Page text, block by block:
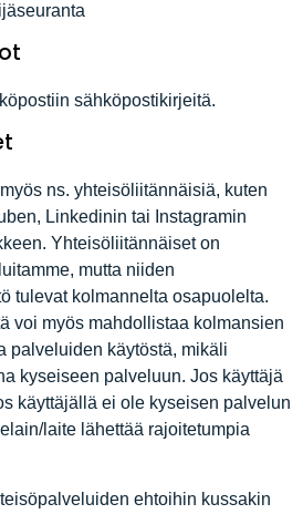
sähköpostikirjeitä.
ns. yhteisöliitännäisiä, kuten
Linkedinin tai Instagramin
Yhteisöliitännäiset on
mutta niiden
tulevat kolmannelta osapuolelta.
voi myös mahdollistaa kolmansien
palveluiden käytöstä, mikäli
kyseiseen palveluun. Jos käyttäjä
käyttäjällä ei ole kyseisen palvelun
laite lähettää rajoitetumpia
ehtoihin kussakin